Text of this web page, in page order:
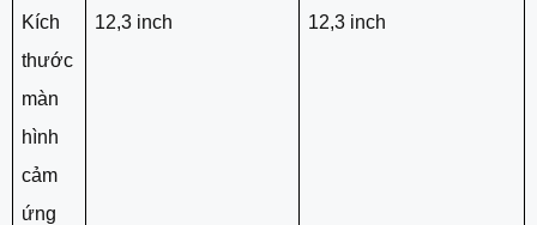
Kích
thước
màn
hình
cảm
ứng
12,3 inch 12,3 inch